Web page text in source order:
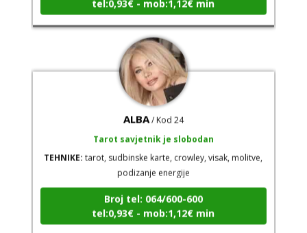
ALBA/ Kod 24
tarot, sudbinske karte, crowley, visak, molitve,
podizanje energije
Broj tel: 064/600-600
tel:0,93€ - mob:1,12€ min